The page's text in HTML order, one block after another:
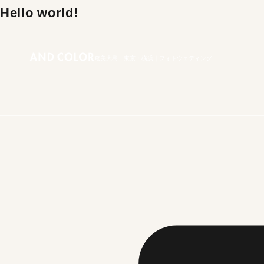
Hello world!